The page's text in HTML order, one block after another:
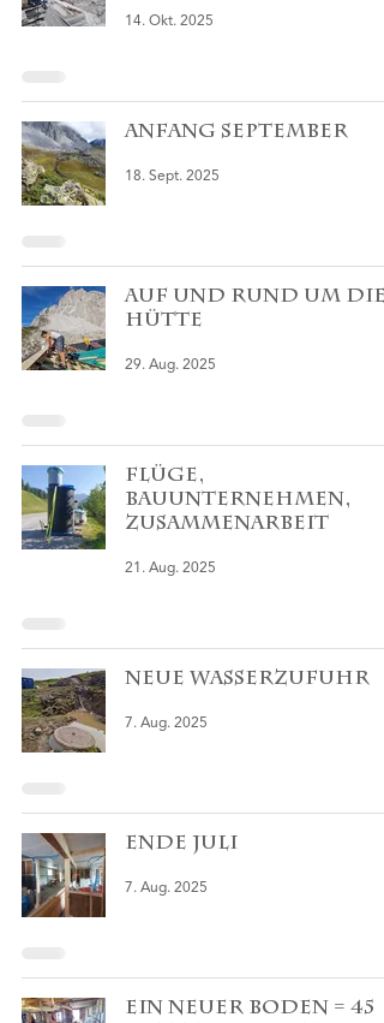
14. Okt. 2025
Anfang September
18. Sept. 2025
Auf und rund um die
Hütte
29. Aug. 2025
Flüge,
Bauunternehmen,
Zusammenarbeit
21. Aug. 2025
Neue Wasserzufuhr
7. Aug. 2025
Ende Juli
7. Aug. 2025
Ein neuer Boden = 45